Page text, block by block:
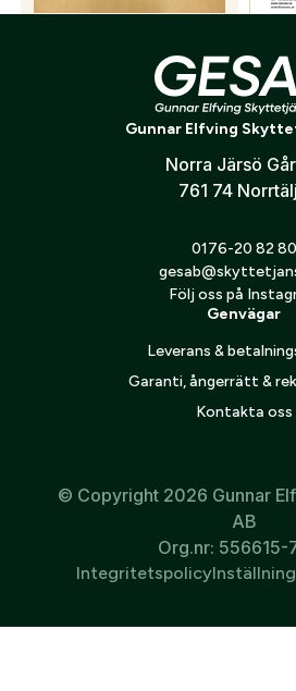
Vildsvinsfigur till MR 2022,
2000
167
945
Gunnar Elfving
Norra Järsö
761 74
0176-20 82 80
Följ oss på
Genvägar
Leverans &
Garanti, ångerrätt &
Kontakta oss
© Copyright 2026 Gunnar
AB
Org.nr: 556615-
Integritetspolicy